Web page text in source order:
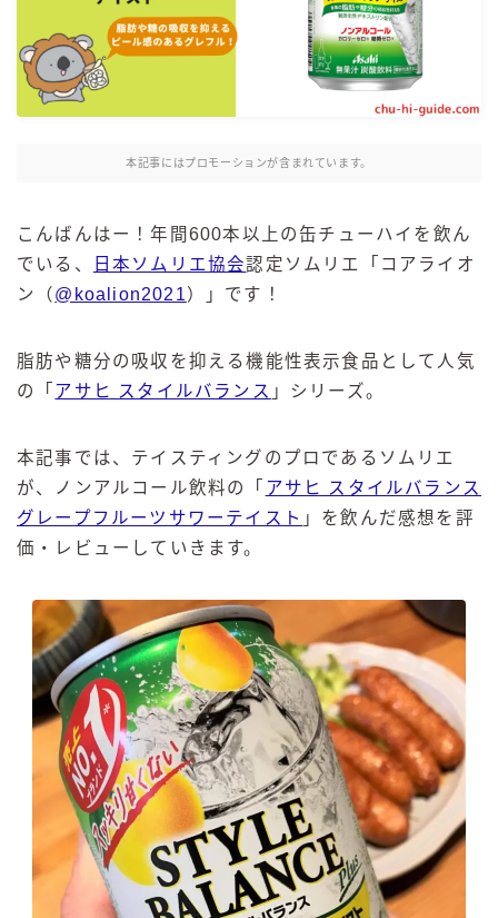
氷結 ストロング
麒麟特製サワー
麒麟 発酵サワー
麹レモンサワー
サントリー
ー196℃ ストロングゼロ
ー196℃ 瞬間凍結
CRAFT－196℃
こだわり酒場
BAR Pomum（バー・ポームム）
角ハイボール
トリスハイボール
ジムビームハイボール
鏡月焼酎ハイ
アサヒ
贅沢搾り
樽ハイ倶楽部
ザ・レモンクラフト
ザ・カクテルクラフト
Slat(すらっと）
月庵
クリアクーラー
本記事にはプロモーションが含まれています。
こんばんはー！年間600本以上の缶チューハイを飲ん
でいる、
日本ソムリエ協会認定ソムリエ「コアライオ
ン（ @koalion2021）」です！
脂肪や糖分の吸収を抑える機能性表示食品として人気
の「 アサヒ スタイルバランス 」シリーズ。
本記事では、テイスティングのプロであるソムリエ
が、ノンアルコール飲料の「 アサヒ スタイルバランス
グレープフルーツサワーテイスト 」を飲んだ感想を評
価・レビューしていきます。